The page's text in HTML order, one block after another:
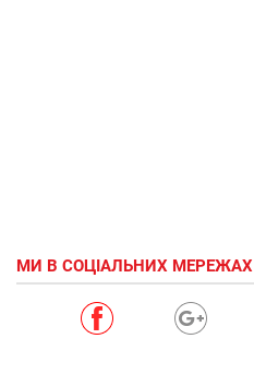
МИ В СОЦІАЛЬНИХ МЕРЕЖАХ